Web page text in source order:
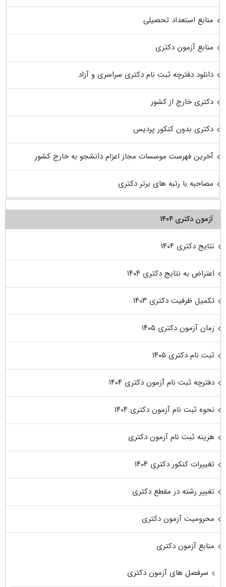
منابع استعداد تحصیلی
منابع آزمون دکتری
دانلود دفترچه ثبت نام دکتری سراسری و آزاد
دکتری خارج از کشور
دکتری بدون کنکور پردیس
آخرین فهرست موسسات مجاز اعزام دانشجو به خارج کشور
مصاحبه با رتبه های برتر دکتری
آزمون دکتری ۱۴۰۴
نتایج دکتری ۱۴۰۴
اعتراض به نتایج دکتری ۱۴۰۴
تکمیل ظرفیت دکتری ۱۴۰۳
زمان آزمون دکتری ۱۴۰۵
ثبت نام دکتری ۱۴۰۵
دفترچه ثبت نام آزمون دکتری ۱۴۰۴
نحوه ثبت نام آزمون دکتری ۱۴۰۴
هزینه ثبت نام آزمون دکتری
تغییرات کنکور دکتری ۱۴۰۴
تغییر رشته در مقطع دکتری
محرومیت آزمون دکتری
منابع آزمون دکتری
سرفصل های آزمون دکتری